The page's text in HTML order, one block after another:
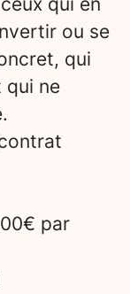
ou se
qui
qui ne
par